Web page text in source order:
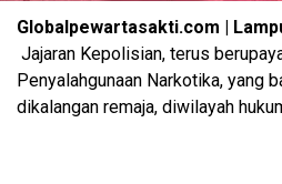
Globalpewartasakti.com |
Jajaran Kepolisian, terus
Penyalahgunaan Narkotika, yang
dikalangan remaja, diwilayah